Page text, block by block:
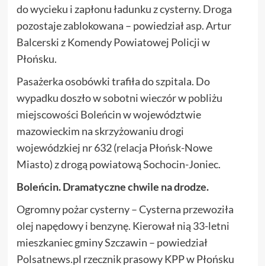
do wycieku i zapłonu ładunku z cysterny. Droga
pozostaje zablokowana – powiedział asp. Artur
Balcerski z Komendy Powiatowej Policji w
Płońsku.
Pasażerka osobówki trafiła do szpitala. Do
wypadku doszło w sobotni wieczór w pobliżu
miejscowości Boleńcin w województwie
mazowieckim na skrzyżowaniu drogi
wojewódzkiej nr 632 (relacja Płońsk-Nowe
Miasto) z drogą powiatową Sochocin-Joniec.
Boleńcin. Dramatyczne chwile na drodze.
Ogromny pożar cysterny – Cysterna przewoziła
olej napędowy i benzynę. Kierował nią 33-letni
mieszkaniec gminy Szczawin – powiedział
Polsatnews.pl rzecznik prasowy KPP w Płońsku